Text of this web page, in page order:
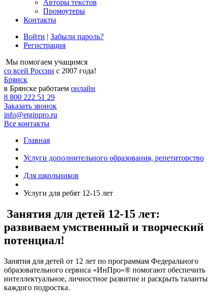
Авторы текстов
Промоутеры
Контакты
Войти | Забыли пароль?
Регистрация
Мы помогаем учащимся
со всей России с 2007 года!
Брянск
в Брянске работаем онлайн
8 800 222 51 29
Заказать звонок
info@etginpro.ru
Все контакты
Главная
Услуги дополнительного образования, репетиторство
Для школьников
Услуги для ребят 12-15 лет
Занятия для детей 12-15 лет:
развиваем умственный и творческий
потенциал!
Занятия для детей от 12 лет по программам Федерального
образовательного сервиса «ИнПро»® помогают обеспечить
интеллектуальное, личностное развитие и раскрыть таланты
каждого подростка.